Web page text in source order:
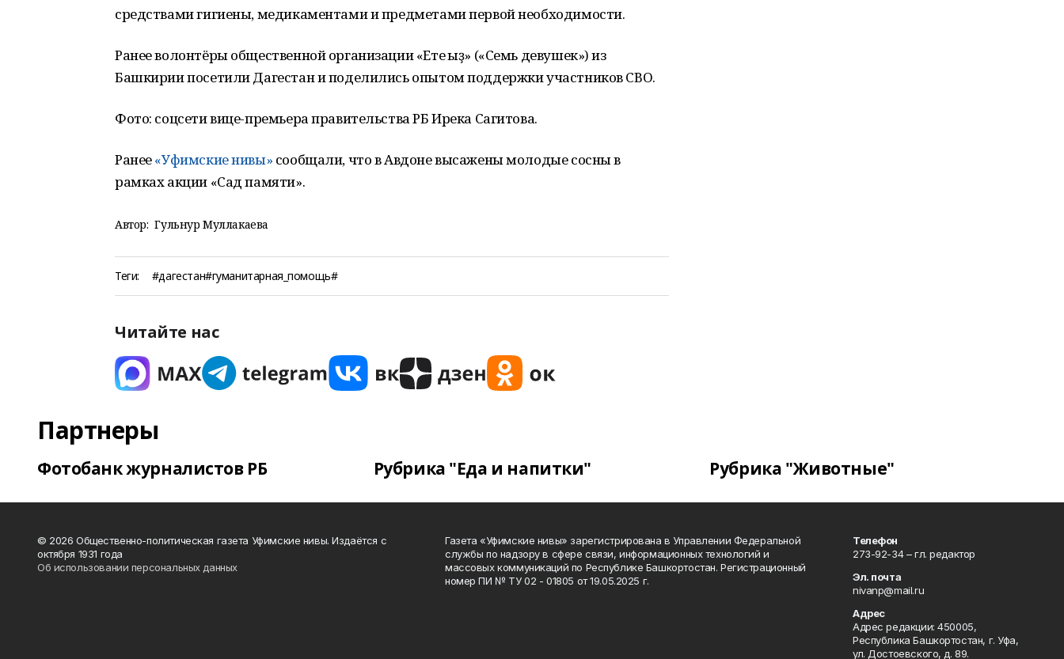
средствами гигиены, медикаментами и предметами первой необходимости.
Ранее волонтёры общественной организации «Ете ҡыҙ» («Семь девушек») из
Башкирии посетили Дагестан и поделились опытом поддержки участников СВО.
Фото: соцсети вице-премьера правительства РБ Ирека Сагитова.
Ранее«Уфимские нивы» сообщали, что в Авдоне высажены молодые сосны в
рамках акции «Сад памяти».
Автор: Гульнур Муллакаева
Теги: #дагестан#гуманитарная_помощь#
Читайте нас
Партнеры
Фотобанк журналистов РБ Рубрика "Еда и напитки" Рубрика "Животные"
© 2026 Общественно-политическая газета Уфимские нивы. Издаётся с
октября 1931 года
Об использовании персональных данных
Газета «Уфимские нивы» зарегистрирована в Управлении Федеральной
службы по надзору в сфере связи, информационных технологий и
массовых коммуникаций по Республике Башкортостан. Регистрационный
номер ПИ № ТУ 02 - 01805 от 19.05.2025 г.
Телефон
273-92-34 – гл. редактор
Эл. почта
nivanp@mail.ru
Адрес
Адрес редакции: 450005,
Республика Башкортостан, г. Уфа,
ул. Достоевского, д. 89.